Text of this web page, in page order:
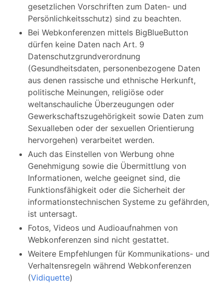
gesetzlichen Vorschriften zum Daten- und
Persönlichkeitsschutz) sind zu beachten.
Bei Webkonferenzen mittels BigBlueButton
dürfen keine Daten nach Art. 9
Datenschutzgrundverordnung
(Gesundheitsdaten, personenbezogene Daten
aus denen rassische und ethnische Herkunft,
politische Meinungen, religiöse oder
weltanschauliche Überzeugungen oder
Gewerkschaftszugehörigkeit sowie Daten zum
Sexualleben oder der sexuellen Orientierung
hervorgehen) verarbeitet werden.
Auch das Einstellen von Werbung ohne
Genehmigung sowie die Übermittlung von
Informationen, welche geeignet sind, die
Funktionsfähigkeit oder die Sicherheit der
informationstechnischen Systeme zu gefährden,
ist untersagt.
Fotos, Videos und Audioaufnahmen von
Webkonferenzen sind nicht gestattet.
Weitere Empfehlungen für Kommunikations- und
Verhaltensregeln während Webkonferenzen
(Vidiquette)